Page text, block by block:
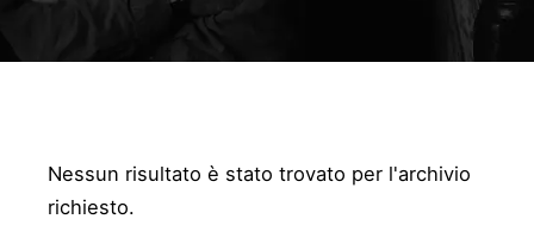
Nessun risultato è stato trovato per l'archivio
richiesto.